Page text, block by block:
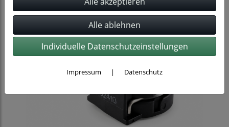
Individuelle Datenschutzeinstellungen
Impressum | Datenschutz